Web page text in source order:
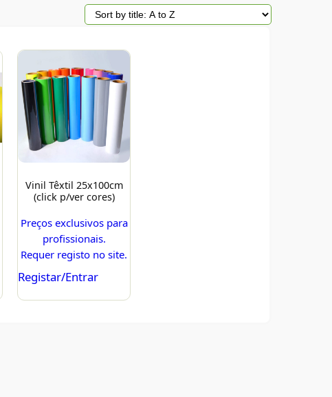
Vinil Têxtil 25x100cm
(click p/ver cores)
Preços exclusivos para
profissionais.
Requer registo no site.
Registar/Entrar